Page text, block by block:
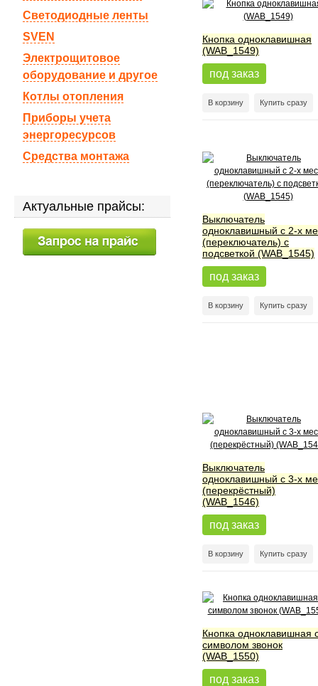
Кнопка одноклавишная
(WAB_1549)
под заказ
В корзину Купить сразу
Выключатель
одноклавишный с 2-х
(переключатель) с
подсветкой (WAB_1545)
под заказ
В корзину Купить сразу
Выключатель
одноклавишный с 3-х
(перекрёстный)
(WAB_1546)
под заказ
В корзину Купить сразу
Кнопка одноклавишная
символом звонок
(WAB_1550)
под заказ
Светодиодные ленты
SVEN
Электрощитовое
оборудование и другое
Котлы отопления
Приборы учета
энергоресурсов
Средства монтажа
Актуальные прайсы: